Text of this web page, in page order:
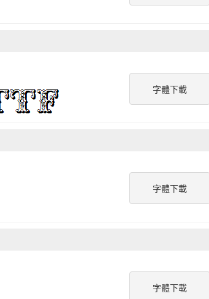
字體下載
字體下載
字體下載